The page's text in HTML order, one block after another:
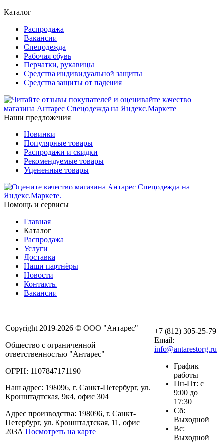
Каталог
Распродажа
Вакансии
Спецодежда
Рабочая обувь
Перчатки, рукавицы
Средства индивидуальной защиты
Средства защиты от падения
Наши предложения
Новинки
Популярные товары
Распродажи и скидки
Рекомендуемые товары
Уцененные товары
Помощь и сервисы
Главная
Каталог
Распродажа
Услуги
Доставка
Наши партнёры
Новости
Контакты
Вакансии
Copyright 2019-2026 © ООО "Антарес"
Общество с ограниченной
ответственностью "Антарес"
ОГРН: 1107847171190
Наш адрес: 198096, г. Санкт-Петербург, ул.
Кронштадтская, 9к4, офис 304
Адрес производства: 198096, г. Санкт-
Петербург, ул. Кронштадтская, 11, офис
203А Посмотреть на карте
+7 (812) 305-25-79
Email:
info@antarestorg.ru
График
работы
Пн-Пт: с
9:00 до
17:30
Сб:
Выходной
Вс:
Выходной